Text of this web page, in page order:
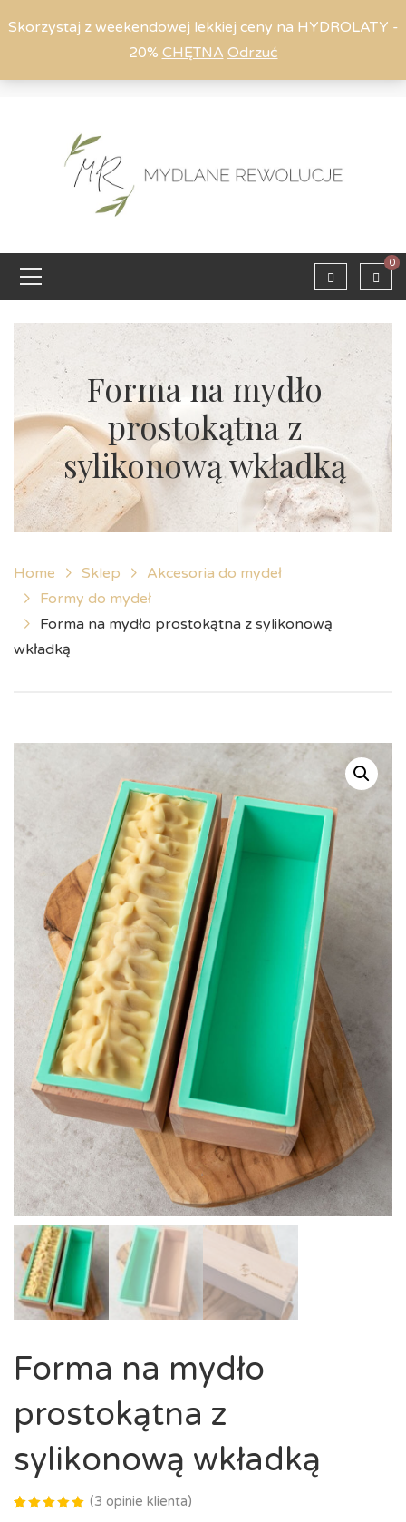
Skorzystaj z weekendowej lekkiej ceny na HYDROLATY -
20% CHĘTNA Odrzuć
0
Forma na mydło
prostokątna z
sylikonową wkładką
Home Sklep
Akcesoria do mydeł
Formy do mydeł
Forma na mydło prostokątna z sylikonową
wkładką
Forma na mydło
prostokątna z
sylikonową wkładką
(3 opinie klienta)